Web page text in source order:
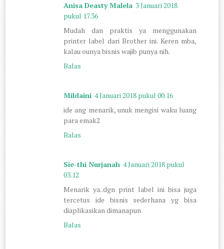
Anisa Deasty Malela 3 Januari 2018
pukul 17.36
Mudah dan praktis ya menggunakan
printer label dari Brother ini. Keren mba,
kalau ounya bisnis wajib punya nih.
Balas
Mildaini 4 Januari 2018 pukul 00.16
ide ang menarik, unuk mengisi waku luang
para emak2
Balas
Sie-thi Nurjanah 4 Januari 2018 pukul
03.12
Menarik ya..dgn print label ini bisa juga
tercetus ide bisnis sederhana yg bisa
diaplikasikan dimanapun
Balas